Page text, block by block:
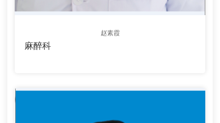
赵素霞
麻醉科